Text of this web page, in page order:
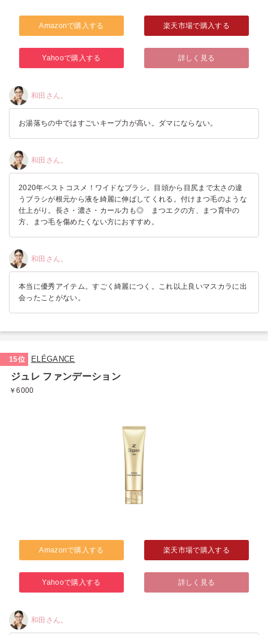
Amazonで購入する 楽天市場で購入する
Yahooで購入する 詳しく見る
和田さん。
お湯落ちの中ではすごいキープ力が高い。ダマにならない。
和田さん。
2020年ベストコスメ！ワイドなブラシ。目頭から目尻まで太さの違
うブラシが根元から液を綺麗に伸ばしてくれる。付けまつ毛のような
仕上がり。長さ・濃さ・カール力も◎ まつエクの方、まつ育中の
方、まつ毛を傷めたくない方におすすめ。
和田さん。
本当に優秀アイテム。すごく綺麗につく。これ以上良いマスカラに出
会ったことがない。
15位 ELÉGANCE
ジュレ ファンデーション
￥6000
Amazonで購入する 楽天市場で購入する
Yahooで購入する 詳しく見る
和田さん。